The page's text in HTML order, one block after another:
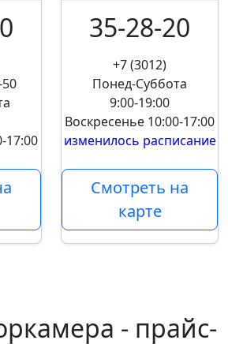
17:00
35-28-20
+7 (3012)
Понед-Суббота
9:00-19:00
Воскресенье 10:00-17:00
изменилось расписание
Смотреть на
карте
[1]
- прайс-